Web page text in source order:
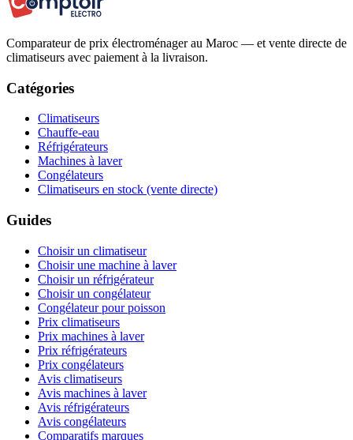
Comparateur de prix électroménager au Maroc — et vente directe de
climatiseurs avec paiement à la livraison.
Catégories
Climatiseurs
Chauffe-eau
Réfrigérateurs
Machines à laver
Congélateurs
Climatiseurs en stock (vente directe)
Guides
Choisir un climatiseur
Choisir une machine à laver
Choisir un réfrigérateur
Choisir un congélateur
Congélateur pour poisson
Prix climatiseurs
Prix machines à laver
Prix réfrigérateurs
Prix congélateurs
Avis climatiseurs
Avis machines à laver
Avis réfrigérateurs
Avis congélateurs
Comparatifs marques